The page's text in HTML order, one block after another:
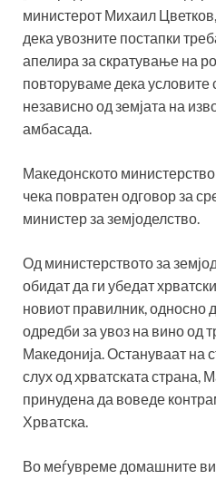
министерот Михаил
дека увозните постапки
апелира за скратување на
повторуваме дека условите
независно од земјата на
амбасада.
Македонското
чека повратен одговор за
министер за земјоделство.
Од министерството за
обидат да ги убедат
новиот правилник, односно
одредби за увоз на вино од
Македонија. Остануваат на
слух од хрватската страна,
принудена да воведе
Хрватска.
Во меѓувреме домашните